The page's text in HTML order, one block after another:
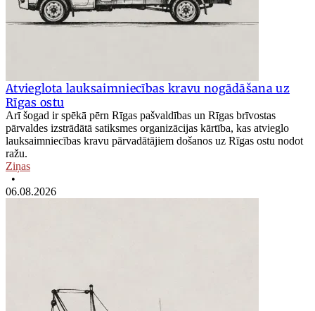
Atvieglota lauksaimniecības kravu nogādāšana uz
Rīgas ostu
Arī šogad ir spēkā pērn Rīgas pašvaldības un Rīgas brīvostas
pārvaldes izstrādātā satiksmes organizācijas kārtība, kas atvieglo
lauksaimniecības kravu pārvadātājiem došanos uz Rīgas ostu nodot
ražu.
Ziņas
•
06.08.2026